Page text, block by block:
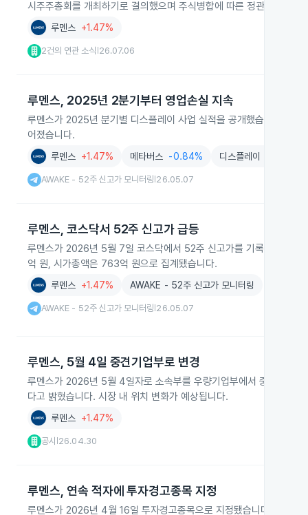
시주주총회를 개최하기로 결의했으며 주식병합에 따른 정관 변경과
루멘스 +1.47%
2건의 연관 소식 26.07.06
루멘스, 2025년 2분기부터 영업손실 지속
루멘스가 2025년 분기별 디스플레이 사업 실적을 공개했습니다. 1
어졌습니다.
루멘스 +1.47% 메타버스 -0.84% 디스플레이
AWAKE - 52주 신고가 모니터링 26.05.07
루멘스, 코스닥서 52주 신고가 급등
루멘스가 2026년 5월 7일 코스닥에서 52주 신고가를 기록하며 주
억 원, 시가총액은 763억 원으로 집계됐습니다.
루멘스 +1.47% AWAKE - 52주 신고가 모니터링
AWAKE - 52주 신고가 모니터링 26.05.07
루멘스, 5월 4일 중견기업부로 변경
루멘스가 2026년 5월 4일자로 소속부를 우량기업부에서 중견기업
다고 밝혔습니다. 시장 내 위치 변화가 예상됩니다.
루멘스 +1.47%
공시 26.04.30
루멘스, 연속 적자에 투자경고종목 지정
루멘스가 2026년 4월 16일 투자경고종목으로 지정됐습니다. 2025